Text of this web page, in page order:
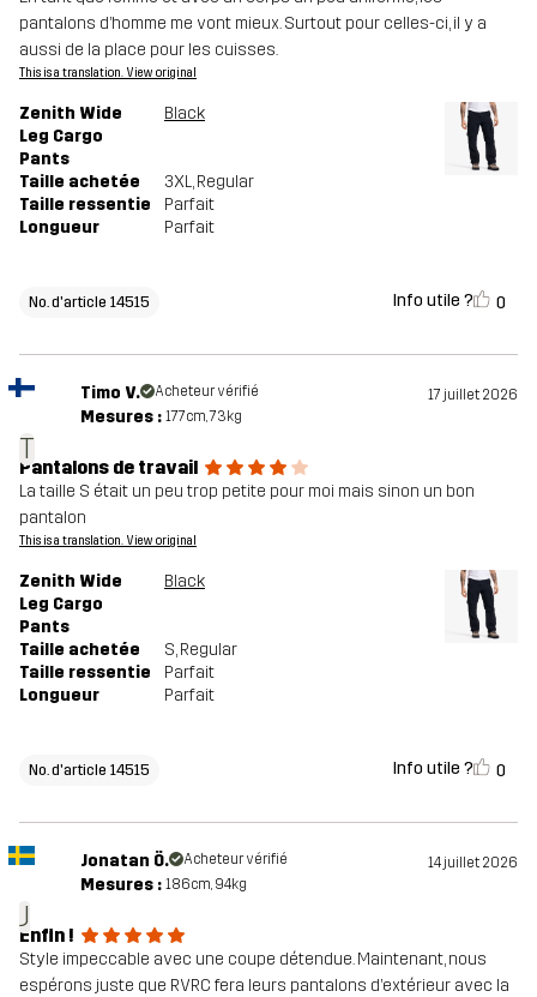
pantalons d’homme me vont mieux. Surtout pour celles-ci, il y a
aussi de la place pour les cuisses.
This is a translation. View original
Zenith Wide
Leg Cargo
Pants
Black
Taille achetée 3XL, Regular
Taille ressentie
Parfait
Longueur
Parfait
No. d'article 14515 Info utile ? 0
T
Timo V. Acheteur vérifié 17 juillet 2026
Mesures : 177cm, 73kg
Pantalons de travail
La taille S était un peu trop petite pour moi mais sinon un bon
pantalon
This is a translation. View original
Zenith Wide
Leg Cargo
Pants
Black
Taille achetée S, Regular
Taille ressentie
Parfait
Longueur
Parfait
No. d'article 14515 Info utile ? 0
J
Jonatan Ö. Acheteur vérifié 14 juillet 2026
Mesures : 186cm, 94kg
Enfin !
Style impeccable avec une coupe détendue. Maintenant, nous
espérons juste que RVRC fera leurs pantalons d’extérieur avec la